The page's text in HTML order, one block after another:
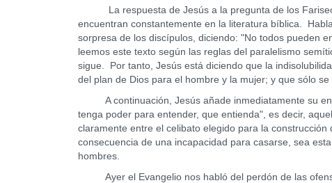
La respuesta de Jesús a la pregunta de los
encuentran constantemente en la literatura bíblica.
sorpresa de los discípulos, diciendo: "No todos pueden
leemos este texto según las reglas del paralelismo
sigue. Por tanto, Jesús está diciendo que la
del plan de Dios para el hombre y la mujer; y que sólo
A continuación, Jesús añade inmediatamente su
tenga poder para entender, que entienda", es decir,
claramente entre el celibato elegido para la
consecuencia de una incapacidad para casarse, sea
hombres.
Ayer el Evangelio nos habló del perdón de las